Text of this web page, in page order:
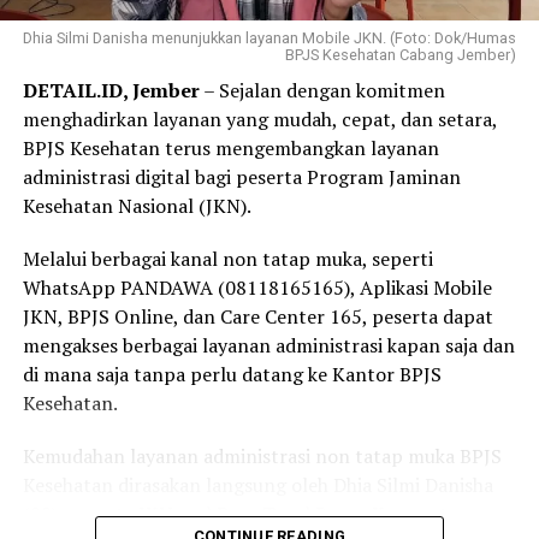
“Menurut saya, jangan menunggu sampai sakit baru
mengurus kepesertaan JKN. Selagi ada kemudahan
melalui Program REHAB 3.0, manfaatkan kesempatan
ini untuk melunasi tunggakan secara bertahap. Dengan
kepesertaan JKN yang tetap aktif, kita dan keluarga bisa
merasa lebih tenang karena perlindungan kesehatan
sudah siap digunakan kapan pun dibutuhkan,” tuturnya.
pelayanan kesehatan tanpa terkendala biaya.
pasien yang dapat memperoleh pemeriksaan,
pengobatan, hingga rujukan sesuai kebutuhan karena
menjadi peserta JKN. Pengalaman itu membuat saya
semakin yakin bahwa Program JKN memiliki manfaat
yang sangat besar, terutama dalam memastikan
masyarakat tetap dapat mengakses layanan kesehatan
tanpa terkendala biaya,” ujar Linda.
Selain sebagai tenaga kesehatan, Linda juga merasakan
langsung manfaat Program JKN dalam kehidupan
keluarganya.
ringan, seperti batuk dan pilek.
Dhia Silmi Danisha menunjukkan layanan Mobile JKN. (Foto: Dok/Humas
BPJS Kesehatan Cabang Jember)
DETAIL.ID, Jember– Sejalan dengan komitmen
menghadirkan layanan yang mudah, cepat, dan setara,
BPJS Kesehatan terus mengembangkan layanan
administrasi digital bagi peserta Program Jaminan
Kesehatan Nasional (JKN).
Melalui berbagai kanal non tatap muka, seperti
WhatsApp PANDAWA (08118165165), Aplikasi Mobile
JKN, BPJS Online, dan Care Center 165, peserta dapat
mengakses berbagai layanan administrasi kapan saja dan
di mana saja tanpa perlu datang ke Kantor BPJS
Kesehatan.
Kemudahan layanan administrasi non tatap muka BPJS
(22), peserta JKN asal Desa Tegal Besar, Kecamatan